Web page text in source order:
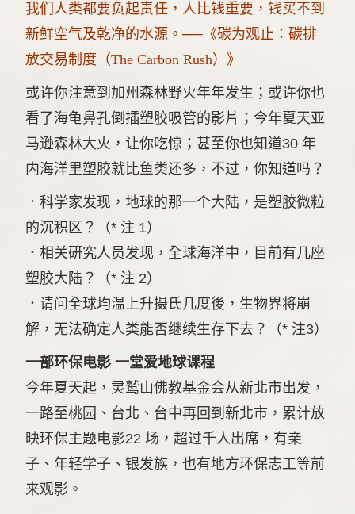
我们人类都要负起责任，人比钱重要，钱买不到
新鲜空气及乾净的水源。──《碳为观止：碳排
放交易制度（The Carbon Rush）》
或许你注意到加州森林野火年年发生；或许你也
看了海龟鼻孔倒插塑胶吸管的影片；今年夏天亚
马逊森林大火，让你吃惊；甚至你也知道30 年
内海洋里塑胶就比鱼类还多，不过，你知道吗？
．科学家发现，地球的那一个大陆，是塑胶微粒
的沉积区？（* 注 1）
．相关研究人员发现，全球海洋中，目前有几座
塑胶大陆？（* 注 2）
．请问全球均温上升摄氏几度後，生物界将崩
解，无法确定人类能否继续生存下去？（* 注3）
一部环保电影 一堂爱地球课程
今年夏天起，灵鹫山佛教基金会从新北市出发，
一路至桃园、台北、台中再回到新北市，累计放
映环保主题电影22 场，超过千人出席，有亲
子、年轻学子、银发族，也有地方环保志工等前
来观影。